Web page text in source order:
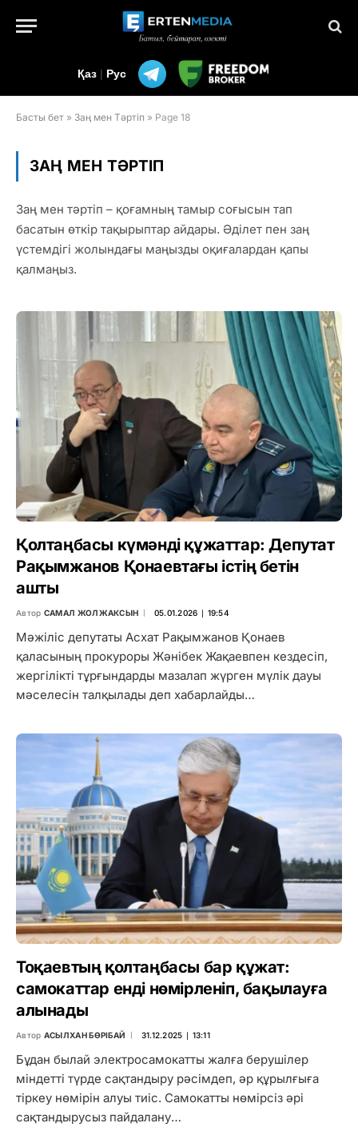
Қаз | Рус
Басты бет » Заң мен Тәртіп » Page 18
ЗАҢ МЕН ТӘРТІП
Заң мен тәртіп – қоғамның тамыр соғысын тап
басатын өткір тақырыптар айдары. Әділет пен заң
үстемдігі жолындағы маңызды оқиғалардан қапы
қалмаңыз.
Қолтаңбасы күмәнді құжаттар: Депутат
Рақымжанов Қонаевтағы істің бетін
ашты
Автор САМАЛ ЖОЛЖАКСЫН 05.01.2026 ∣ 19:54
Мәжіліс депутаты Асхат Рақымжанов Қонаев
қаласының прокуроры Жәнібек Жақаевпен кездесіп,
жергілікті тұрғындарды мазалап жүрген мүлік дауы
мәселесін талқылады деп хабарлайды…
Тоқаевтың қолтаңбасы бар құжат:
самокаттар енді нөмірленіп, бақылауға
алынады
Автор АСЫЛХАН БӨРІБАЙ 31.12.2025 ∣ 13:11
Бұдан былай электросамокатты жалға берушілер
міндетті түрде сақтандыру рәсімдеп, әр құрылғыға
тіркеу нөмірін алуы тиіс. Самокатты нөмірсіз әрі
сақтандырусыз пайдалану…